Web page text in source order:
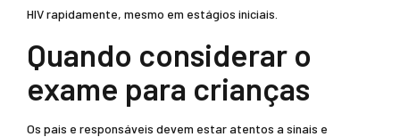
HIV rapidamente, mesmo em estágios iniciais.
Quando considerar o
exame para crianças
Os pais e responsáveis devem estar atentos a sinais e